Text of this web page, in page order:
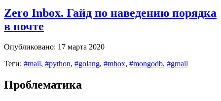
Zero Inbox. Гайд по наведению порядка
в почте
Опубликовано: 17 марта 2020
Теги: #mail, #python, #golang, #mbox, #mongodb, #gmail
Проблематика